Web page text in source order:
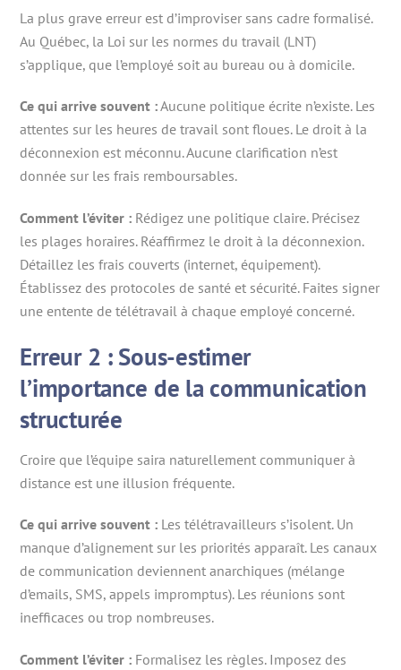
La plus grave erreur est d’improviser sans cadre formalisé.
Au Québec, la Loi sur les normes du travail (LNT)
s’applique, que l’employé soit au bureau ou à domicile.
Ce qui arrive souvent :Aucune politique écrite n’existe. Les
attentes sur les heures de travail sont floues. Le droit à la
déconnexion est méconnu. Aucune clarification n’est
donnée sur les frais remboursables.
Comment l’éviter : Rédigez une politique claire. Précisez
les plages horaires. Réaffirmez le droit à la déconnexion.
Détaillez les frais couverts (internet, équipement).
Établissez des protocoles de santé et sécurité. Faites signer
une entente de télétravail à chaque employé concerné.
Erreur 2 : Sous-estimer
l’importance de la communication
structurée
Croire que l’équipe saira naturellement communiquer à
distance est une illusion fréquente.
Ce qui arrive souvent : Les télétravailleurs s’isolent. Un
manque d’alignement sur les priorités apparaît. Les canaux
de communication deviennent anarchiques (mélange
d’emails, SMS, appels impromptus). Les réunions sont
inefficaces ou trop nombreuses.
Comment l’éviter : Formalisez les règles. Imposez des